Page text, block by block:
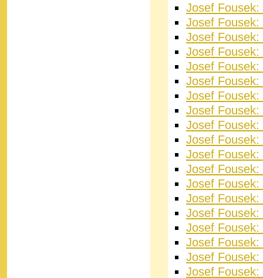
Josef
Josef
Josef
Josef
Josef
Josef
Josef
Josef
Josef
Josef
Josef
Josef
Josef
Josef
Josef
Josef
Josef
Josef
Josef